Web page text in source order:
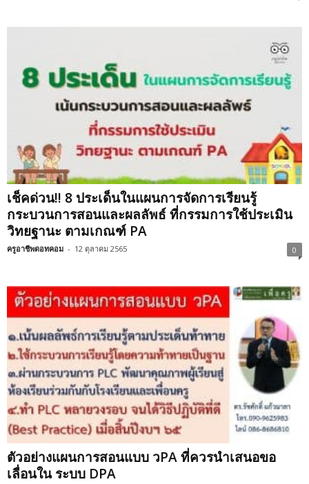
เช็คด่วน!! 8 ประเด็นในแผนการจัดการเรียนรู้
กระบวนการสอนและผลลัพธ์ ที่กรรมการใช้ประเมิน
วิทยฐานะ ตามเกณฑ์ PA
ครูอาชีพดอทคอม - 12 ตุลาคม 2565 0
ตัวอย่างแผนการสอนแบบ วPA ที่ควรนำเสนอขอ
เลื่อนใน ระบบ DPA